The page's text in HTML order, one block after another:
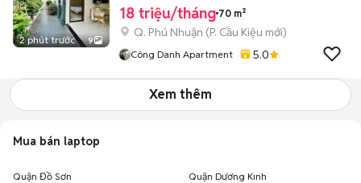
2 phút trước 9
18 triệu/tháng 70 m²
Q. Phú Nhuận (P. Cầu Kiệu mới)
Công Danh Apartment 5.0
Xem thêm
Mua bán laptop
Quận Đồ Sơn Quận Dương Kinh